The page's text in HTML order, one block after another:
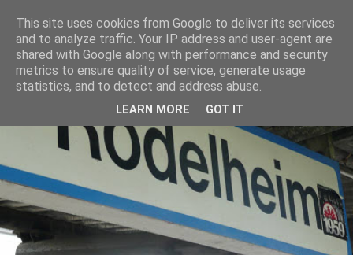
This site uses cookies from Google to deliver its services
and to analyze traffic. Your IP address and user-agent are
shared with Google along with performance and security
metrics to ensure quality of service, generate usage
statistics, and to detect and address abuse.
LEARN MORE GOT IT